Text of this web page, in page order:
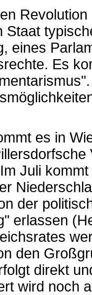
Staat
eines
Es
es in
Juli
der
erlassen
den
direkt
wird noch